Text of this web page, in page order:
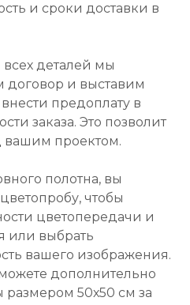
и сроки доставки в
деталей мы
и выставим
предоплату в
заказа. Это позволит
вашим проектом.
полотна, вы
чтобы
цветопередачи и
или выбрать
вашего изображения.
дополнительно
размером 50х50 см за